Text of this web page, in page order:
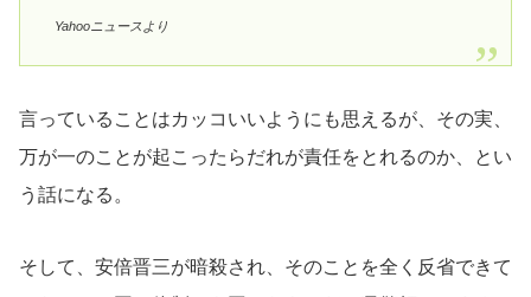
Yahooニュースより
言っていることはカッコいいようにも思えるが、その実、
万が一のことが起こったらだれが責任をとれるのか、とい
う話になる。
そして、安倍晋三が暗殺され、そのことを全く反省できて